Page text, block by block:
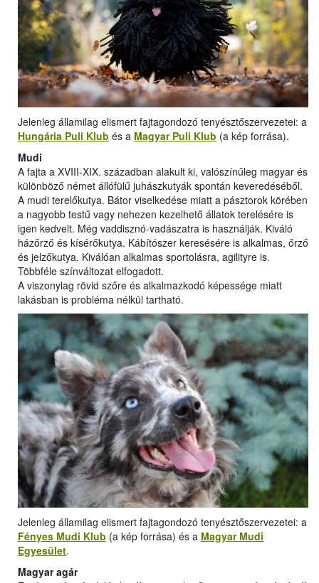
Jelenleg államilag elismert fajtagondozó tenyésztőszervezetei: a
Hungária Puli Klub és a Magyar Puli Klub (a kép forrása).
Mudi
A fajta a XVIII-XIX. században alakult ki, valószínűleg magyar és
különböző német állófülű juhászkutyák spontán keveredéséből.
A mudi terelőkutya. Bátor viselkedése miatt a pásztorok körében
a nagyobb testű vagy nehezen kezelhető állatok terelésére is
igen kedvelt. Még vaddisznó-vadászatra is használják. Kiváló
házőrző és kísérőkutya. Kábítószer keresésére is alkalmas, őrző
és jelzőkutya. Kiválóan alkalmas sportolásra, agilityre is.
Többféle színváltozat elfogadott.
A viszonylag rövid szőre és alkalmazkodó képessége miatt
lakásban is probléma nélkül tartható.
Jelenleg államilag elismert fajtagondozó tenyésztőszervezetei: a
Fényes Mudi Klub (a kép forrása) és a Magyar Mudi
Egyesület.
Magyar agár